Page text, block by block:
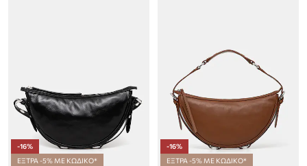
-16%
ΕΞΤΡΑ -5% ΜΕ ΚΩΔΙΚΟ*
-16%
ΕΞΤΡΑ -5% ΜΕ ΚΩΔΙΚΟ*